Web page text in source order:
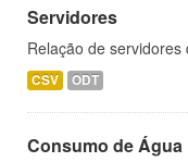
Servidores
Relação de servidores
CSV ODT
Consumo de Água